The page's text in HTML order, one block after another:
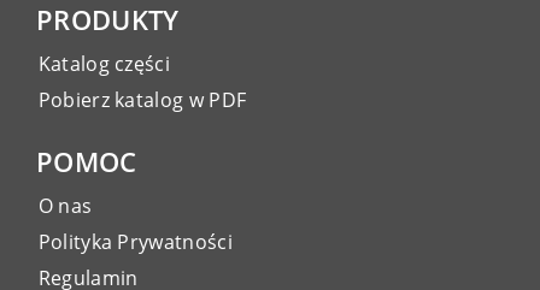
PRODUKTY
Katalog części
Pobierz katalog w PDF
POMOC
O nas
Polityka Prywatności
Regulamin